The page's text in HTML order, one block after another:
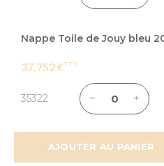
Nappe Toile de Jouy bleu
37,752 €
35322
AJOUTER AU PANIER